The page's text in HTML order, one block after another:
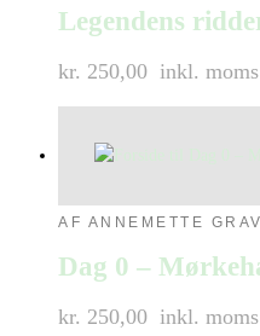
Legendens
kr. 250,00 inkl. moms
AF ANNEMETTE
Dag 0 –
kr. 250,00 inkl. moms